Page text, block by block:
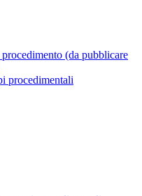
(da pubblicare
procedimentali